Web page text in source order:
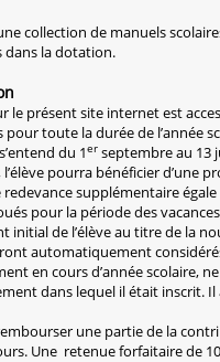
collection de manuels
dans la dotation.
le présent site internet est
pour toute la durée de l’année
du 1er septembre au 13
l’élève pourra bénéficier
redevance supplémentaire
pour la période des
initial de l’élève au titre de la
automatiquement
en cours d’année scolaire,
dans lequel il était inscrit.
une partie de la
Une retenue forfaitaire de